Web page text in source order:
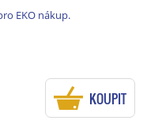
EKO nákup.
KOUPIT